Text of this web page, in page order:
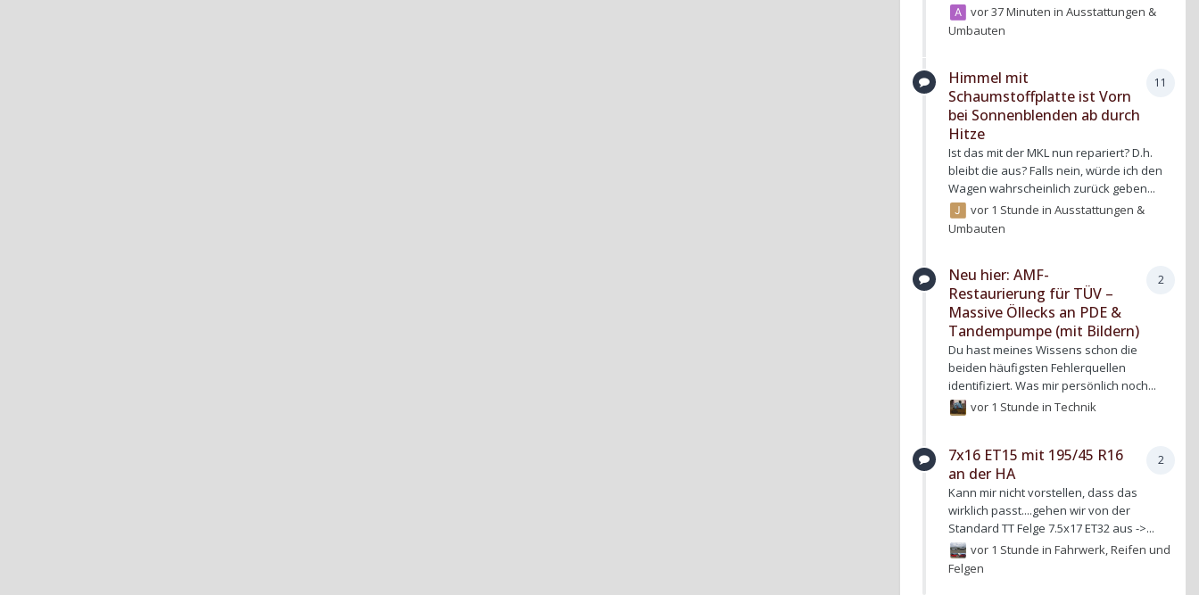
vor 37 MinuteninAusstattungen &
Umbauten
11
Himmel mit
Schaumstoffplatte ist Vorn
bei Sonnenblenden ab durch
Hitze
Ist das mit der MKL nun repariert? D.h.
bleibt die aus? Falls nein, würde ich den
Wagen wahrscheinlich zurück geben...
vor 1 Stunde inAusstattungen &
Umbauten
2
Neu hier: AMF-
Restaurierung für TÜV –
Massive Öllecks an PDE &
Tandempumpe (mit Bildern)
Du hast meines Wissens schon die
beiden häufigsten Fehlerquellen
identifiziert. Was mir persönlich noch...
vor 1 Stunde inTechnik
2
7x16 ET15 mit 195/45 R16
an der HA
Kann mir nicht vorstellen, dass das
wirklich passt....gehen wir von der
Standard TT Felge 7.5x17 ET32 aus ->...
vor 1 Stunde inFahrwerk, Reifen und
Felgen